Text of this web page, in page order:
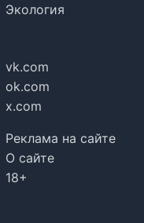
Экология
vk.com
ok.com
x.com
Реклама на сайте
О сайте
18+